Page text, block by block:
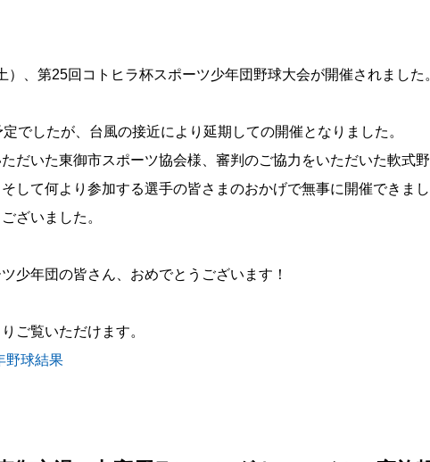
）、第25回コトヒラ杯スポーツ少年団野球大会が開催されました
でしたが、台風の接近により延期しての開催となりました。
だいた東御市スポーツ協会様、審判のご協力をいただいた軟式
して何より参加する選手の皆さまのおかげで無事に開催できま
ざいました。
少年団の皆さん、おめでとうございます！
ご覧いただけます。
野球結果